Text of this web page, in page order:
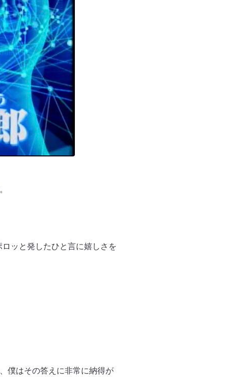
ッと発したひと言に嬉しさを
僕はその答えに非常に納得が